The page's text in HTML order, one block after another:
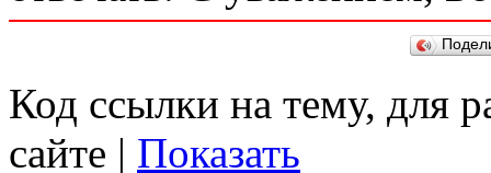
Код ссылки на тему, для
сайте | Показать